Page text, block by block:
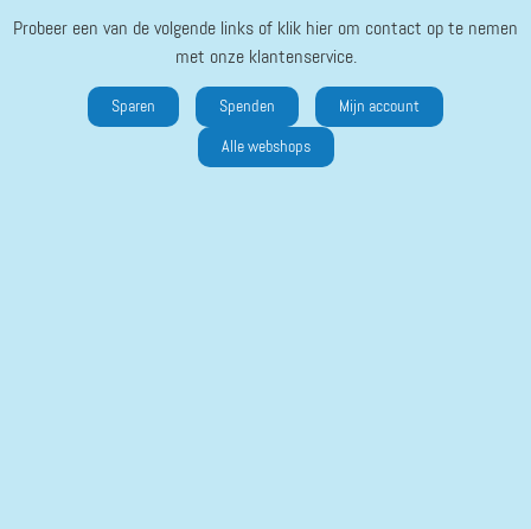
Probeer een van de volgende links of klik hier om contact op te nemen
met onze klantenservice.
Sparen Spenden Mijn account
Alle webshops